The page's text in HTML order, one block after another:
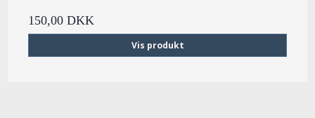
150,00 DKK
Vis produkt